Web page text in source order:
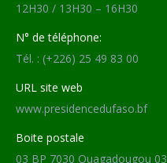
12H30 / 13H30 – 16H30
N° de téléphone:
Tél. : (+226) 25 49 83 00
URL site web
www.presidencedufaso.bf
Boite postale
03 BP 7030 Ouagadougou 03